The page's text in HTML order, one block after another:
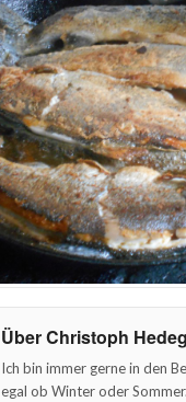
Über Christoph
Ich bin immer gerne in den
egal ob Winter oder